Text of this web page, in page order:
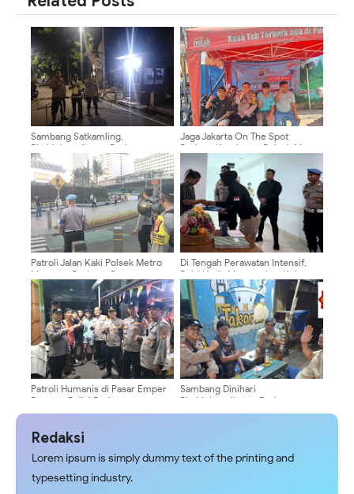
Sambang Satkamling,
Bhabinkamtibmas Perkuat
Keamanan Lingkungan Menteng
Jaga Jakarta On The Spot
Perkuat Kemitraan Polsek Metro
Menteng Dengan Warga
Pegangsaan
Patroli Jalan Kaki Polsek Metro
Menteng Perketat Pengamanan
Kawasan MH Thamrin, Antisipasi
Copet, Jambret
Di Tengah Perawatan Intensif,
Polri Hadir Menguatkan Keluarga
Korban Kekerasan Anak*
Patroli Humanis di Pasar Emper
Bonang, Polisi Perkuat
Keamanan Wilayah Pegangsaan
Sambang Dinihari
Bhabinkamtibmas Perkuat
Satkamling, Cegah Tawuran di
Redaksi
Lorem ipsum is simply dummy text of the printing and
typesetting industry.